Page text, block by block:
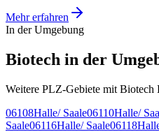
Mehr erfahren
In der Umgebung
Biotech in der
Weitere PLZ-Gebiete mit Biotech
06108Halle/ Saale06110Halle/
Saale06116Halle/ Saale06118